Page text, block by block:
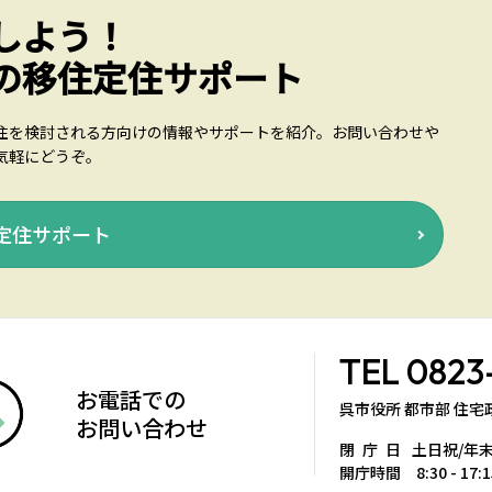
よう！
移住定住サポート
を検討される方向けの情報やサポートを紹介。お問い合わせや
にどうぞ。
住サポート
お電話での
お問い合わせ
TEL
呉市役所 都市部 住宅
閉庁日
土日祝/年
開庁時間 8:30 -